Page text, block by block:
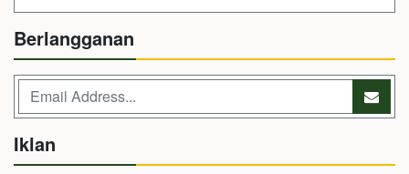
Berlangganan
Iklan